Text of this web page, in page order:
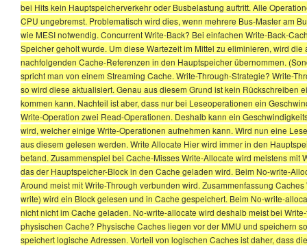
bei Hits kein Hauptspeicherverkehr oder Busbelastung auftritt. Alle
CPU ungebremst. Problematisch wird dies, wenn mehrere Bus-Master am
wie MESI notwendig. Concurrent Write-Back? Bei einfachen Write-Back-
Speicher geholt wurde. Um diese Wartezeit im Mittel zu eliminieren, wird
nachfolgenden Cache-Referenzen in den Hauptspeicher übernommen.
spricht man von einem Streaming Cache. Write-Through-Strategie? Write-
so wird diese aktualisiert. Genau aus diesem Grund ist kein
kommen kann. Nachteil ist aber, dass nur bei Leseoperationen ein
Write-Operation zwei Read-Operationen. Deshalb kann ein
wird, welcher einige Write-Operationen aufnehmen kann. Wird nun eine
aus diesem gelesen werden. Write Allocate Hier wird immer in den
befand. Zusammenspiel bei Cache-Misses Write-Allocate wird meistens
das der Hauptspeicher-Block in den Cache geladen wird. Beim No-write-
Around meist mit Write-Through verbunden wird. Zusammenfassung
write) wird ein Block gelesen und in Cache gespeichert. Beim No-write-
nicht nicht im Cache geladen. No-write-allocate wird deshalb meist bei
physischen Cache? Physische Caches liegen vor der MMU und speichern
speichert logische Adressen. Vorteil von logischen Caches ist daher, dass